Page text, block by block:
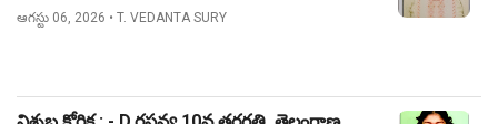
ఆగస్టు 06, 2026 • T. VEDANTA SURY